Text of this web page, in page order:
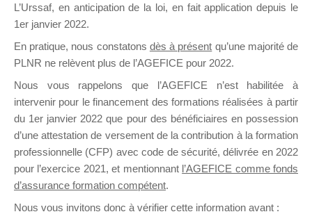
Ce groupe est destiné aux Organismes de
Formation qui souhaitent répondre à l’Appel à
Propositions Mallette du Dirigeant.
sur lequel il est possible de laisser un message
NB : Il est nécessaire d’êtreinscrit(e)pour
pouvoir rejoindre ce groupe
L’Urssaf, en anticipation de la loi, en fait application depuis le
1er janvier 2022.
En pratique, nous constatons dès à présent qu’une majorité de
PLNR ne relèvent plus de l’AGEFICE pour 2022.
Nous vous rappelons que l’AGEFICE n’est habilitée à
intervenir pour le financement des formations réalisées à partir
du 1er janvier 2022 que pour des bénéficiaires en possession
d’une attestation de versement de la contribution à la formation
professionnelle (CFP) avec code de sécurité, délivrée en 2022
pour l’exercice 2021, et mentionnant l’AGEFICE comme fonds
d’assurance formation compétent.
Nous vous invitons donc à vérifier cette information avant :